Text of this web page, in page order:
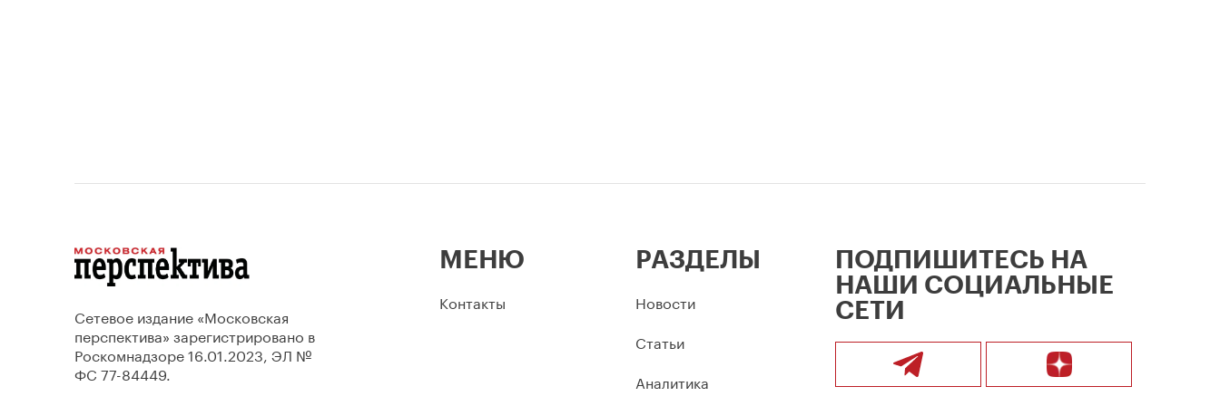
Сетевое издание «Московская
перспектива» зарегистрировано в
Роскомнадзоре 16.01.2023, ЭЛ №
ФС 77-84449.
МЕНЮ
Контакты
РАЗДЕЛЫ
Новости
Статьи
Аналитика
ПОДПИШИТЕСЬ НА
НАШИ СОЦИАЛЬНЫЕ
СЕТИ